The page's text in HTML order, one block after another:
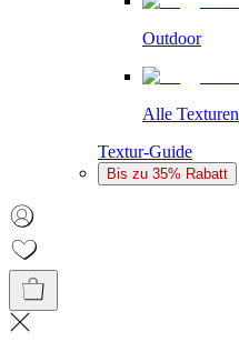
Outdoor
Alle Texturen
Textur-Guide
Bis zu 35% Rabatt